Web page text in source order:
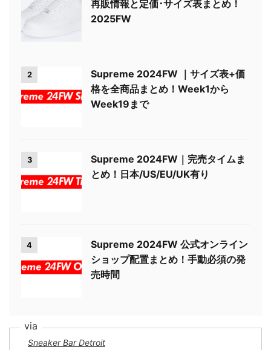
再販情報と定価･サイズ表まとめ！
2025FW
2
Supreme 2024FW ｜サイズ表+価
格を全商品まとめ！Week1から
Week19まで
3
Supreme 2024FW｜完売タイムま
とめ！日本/US/EU/UK有り
4
Supreme 2024FW 公式オンライン
ショップ配置まとめ！手動必須の発
売時間
Sneaker Bar Detroit